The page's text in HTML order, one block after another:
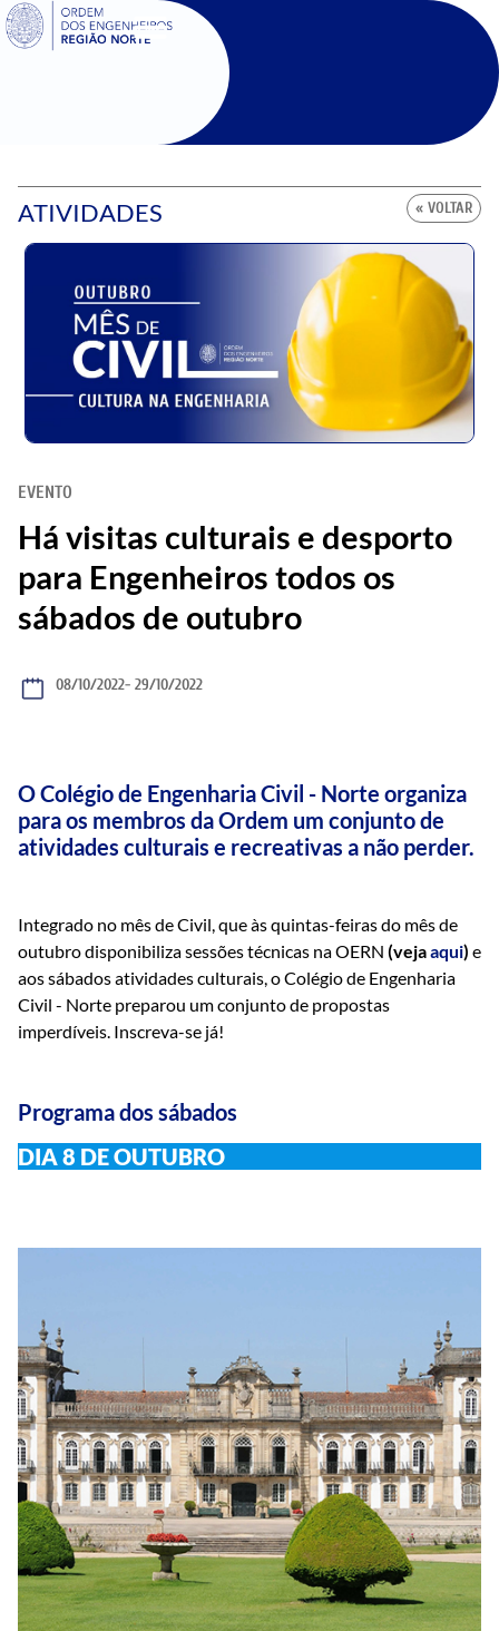
SIGOE
« VOLTAR
ATIVIDADES
EVENTO
Há visitas culturais e desporto
para Engenheiros todos os
sábados de outubro
08/10/2022- 29/10/2022
O Colégio de Engenharia Civil - Norte organiza
para os membros da Ordem um conjunto de
atividades culturais e recreativas a não perder.
Integrado no mês de Civil, que às quintas-feiras do mês de
outubro disponibiliza sessões técnicas na OERN (vejaaqui) e
aos sábados atividades culturais, o Colégio de Engenharia
Civil - Norte preparou um conjunto de propostas
imperdíveis. Inscreva-se já!
Programa dos sábados
DIA 8 DE OUTUBRO